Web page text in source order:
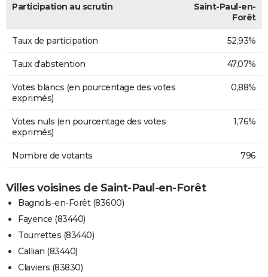
Participation au scrutin
Saint-Paul-en-
Forêt
Taux de participation 52,93%
Taux d'abstention 47,07%
Votes blancs (en pourcentage des votes
exprimés)
0,88%
Votes nuls (en pourcentage des votes
exprimés)
1,76%
Nombre de votants 796
Villes voisines de Saint-Paul-en-Forêt
Bagnols-en-Forêt (83600)
Fayence (83440)
Tourrettes (83440)
Callian (83440)
Claviers (83830)